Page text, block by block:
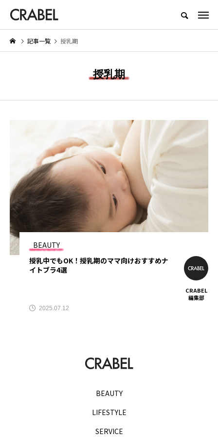
記事一覧 授乳期
授乳期
BEAUTY
授乳中でもOK！授乳期のママ向けおすすめナ
イトブラ4選
CRABEL
編集部
2025.07.12
もっとくらべる、もっとほしくなる
NEW POST
Brighte（ブライト） シャワー
ドライヤーの口コミは本当？実際
に体験したメリット・デメリット
を紹介2026.06.29
LIFESTYLE
【着用レビュー】リライブシャ
αの効果は本当？口コミや評判
紹介
2026.01.29
TAG LIST
AGA BEYOND it転職おすすめ
アップルジム口コミ
エアコンクリーニング
ギフト ゴルフ
BEAUTY
LIFESTYLE
SERVICE